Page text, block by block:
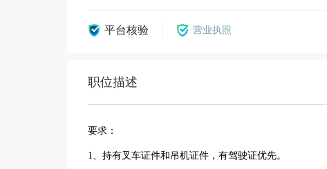
平台核验 营业执照
职位描述
要求：
1、持有叉车证件和吊机证件，有驾驶证优先。